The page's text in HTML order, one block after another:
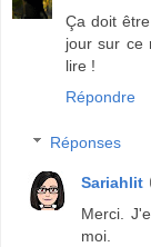
Ça doit
jour sur ce
lire !
Répondre
Réponses
Sariahlit
Merci.
moi.